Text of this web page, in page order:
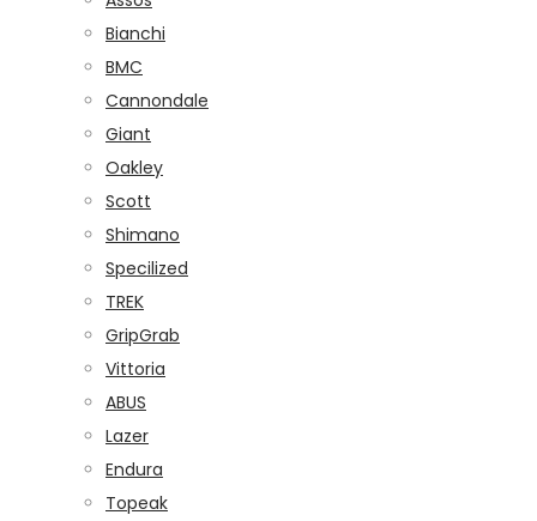
Bianchi
BMC
Cannondale
Giant
Oakley
Scott
Shimano
Specilized
TREK
GripGrab
Vittoria
ABUS
Lazer
Endura
Topeak